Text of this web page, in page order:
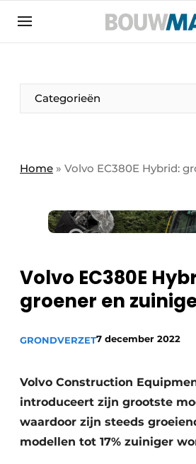
Aanmelden
Bedrijven
Bedrijven
Evenement aanmelden
Nieuwsbrief
Podcasts
Video’s
Categorieën
Home » Volvo EC380E Hybrid:
Volvo EC380E
groener en
GRONDVERZET7 december 2022
Volvo Construction
introduceert zijn grootste
waardoor zijn steeds
modellen tot 17% zuiniger